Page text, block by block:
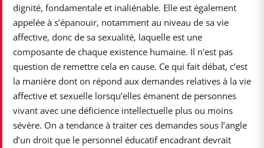
dignité, fondamentale et inaliénable. Elle est également
appelée à s’épanouir, notamment au niveau de sa vie
affective, donc de sa sexualité, laquelle est une
composante de chaque existence humaine. Il n’est pas
question de remettre cela en cause. Ce qui fait débat, c’est
la manière dont on répond aux demandes relatives à la vie
affective et sexuelle lorsqu’elles émanent de personnes
vivant avec une déficience intellectuelle plus ou moins
sévère. On a tendance à traiter ces demandes sous l’angle
d’un droit que le personnel éducatif encadrant devrait